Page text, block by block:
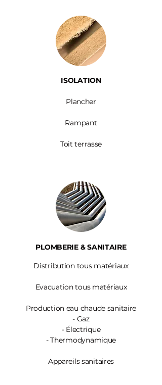
ISOLATION
Plancher
Rampant
Toit terrasse
PLOMBERIE & SANITAIRE
Distribution tous matériaux
Evacuation tous matériaux
Production eau chaude sanitaire
- Gaz
- Électrique
- Thermodynamique
Appareils sanitaires